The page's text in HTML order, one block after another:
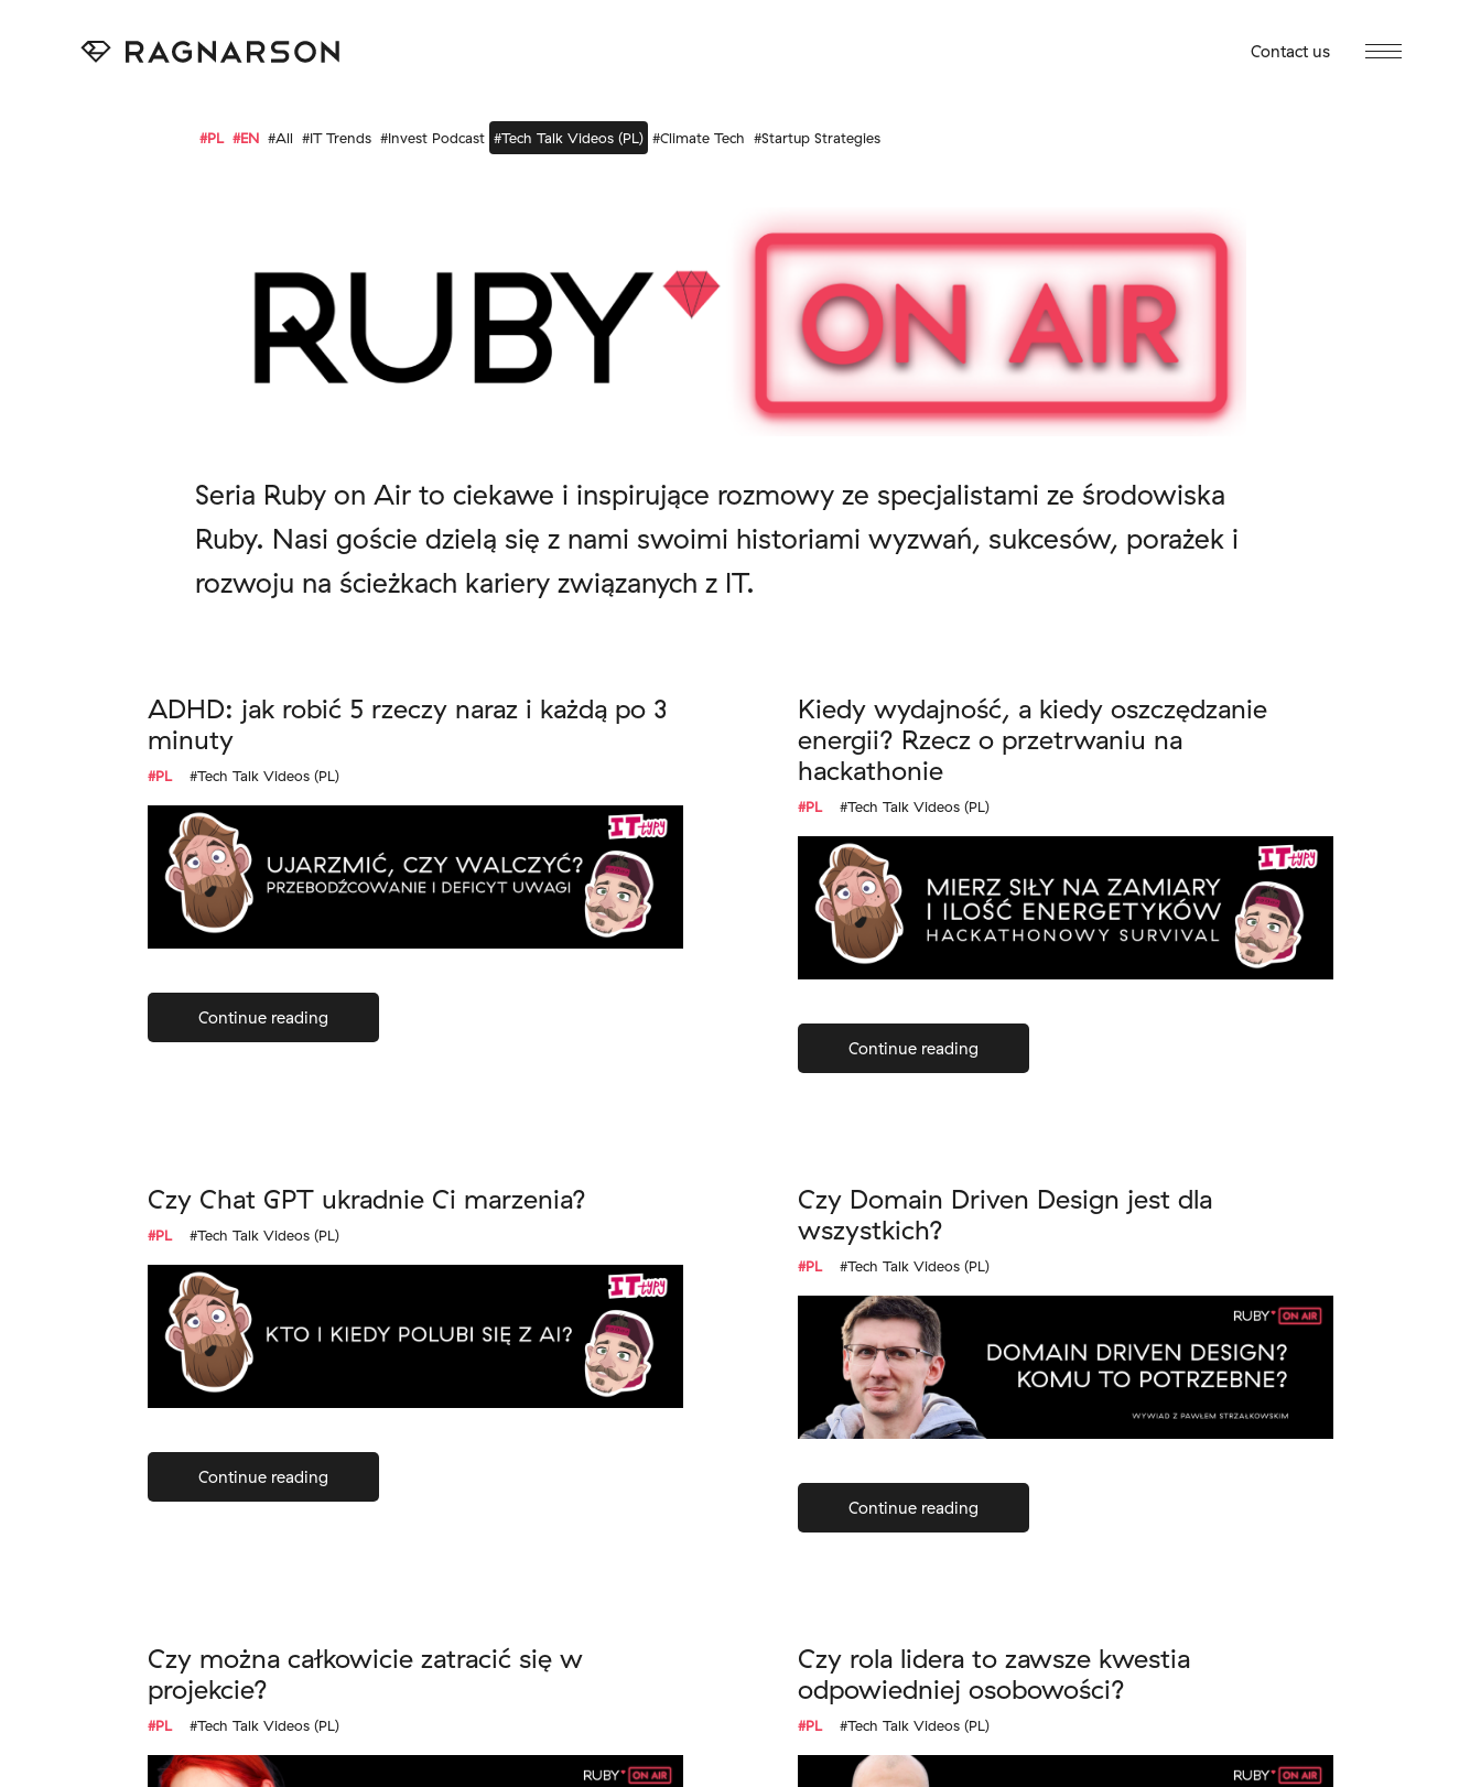
Contact us
#PL #EN #All #IT Trends #Invest Podcast #Tech Talk Videos (PL) #Climate Tech #Startup Strategies
Seria Ruby on Air to ciekawe i inspirujące rozmowy ze specjalistami ze środowiska
Ruby. Nasi goście dzielą się z nami swoimi historiami wyzwań, sukcesów, porażek i
rozwoju na ścieżkach kariery związanych z IT.
ADHD: jak robić 5 rzeczy naraz i każdą po 3
minuty
#PL #Tech Talk Videos (PL)
Continue reading
Kiedy wydajność, a kiedy oszczędzanie
energii? Rzecz o przetrwaniu na
hackathonie
#PL #Tech Talk Videos (PL)
Continue reading
Czy Chat GPT ukradnie Ci marzenia?
#PL #Tech Talk Videos (PL)
Continue reading
Czy Domain Driven Design jest dla
wszystkich?
#PL #Tech Talk Videos (PL)
Continue reading
Czy można całkowicie zatracić się w
projekcie?
#PL #Tech Talk Videos (PL)
Czy rola lidera to zawsze kwestia
odpowiedniej osobowości?
#PL #Tech Talk Videos (PL)